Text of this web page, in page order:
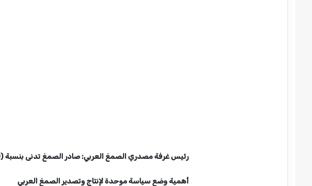
رئيس غرفة مصدري الصمغ العربي: صادر الصمغ تدنى بنسبة (40% )
أهمية وضع سياسة موحدة لإنتاج وتصدير الصمغ العربي